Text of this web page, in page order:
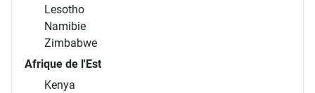
Lesotho
Namibie
Zimbabwe
Afrique de l'Est
Kenya